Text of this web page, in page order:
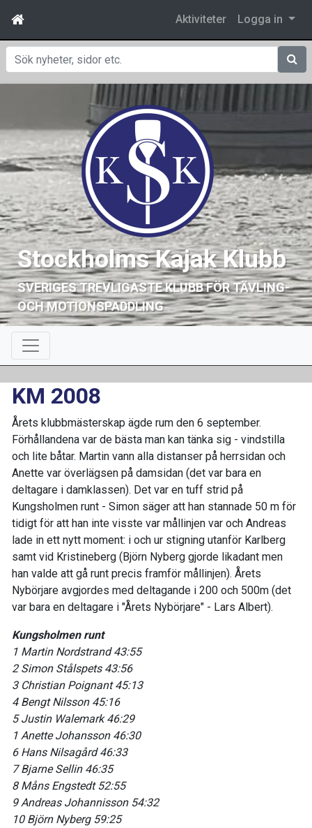
Aktiviteter Logga in
Sök
Stockholms Kajak Klubb
SVERIGES TREVLIGASTE KLUBB FÖR TÄVLING-
OCH MOTIONSPADDLING
KM 2008
Årets klubbmästerskap ägde rum den 6 september.
Förhållandena var de bästa man kan tänka sig - vindstilla
och lite båtar. Martin vann alla distanser på herrsidan och
Anette var överlägsen på damsidan (det var bara en
deltagare i damklassen). Det var en tuff strid på
Kungsholmen runt - Simon säger att han stannade 50 m för
tidigt för att han inte visste var mållinjen var och Andreas
lade in ett nytt moment: i och ur stigning utanför Karlberg
samt vid Kristineberg (Björn Nyberg gjorde likadant men
han valde att gå runt precis framför mållinjen). Årets
Nybörjare avgjordes med deltagande i 200 och 500m (det
var bara en deltagare i "Årets Nybörjare" - Lars Albert).
Kungsholmen runt
1 Martin Nordstrand 43:55
2 Simon Stålspets 43:56
3 Christian Poignant 45:13
4 Bengt Nilsson 45:16
5 Justin Walemark 46:29
1 Anette Johansson 46:30
6 Hans Nilsagård 46:33
7 Bjarne Sellin 46:35
8 Måns Engstedt 52:55
9 Andreas Johannisson 54:32
10 Björn Nyberg 59:25